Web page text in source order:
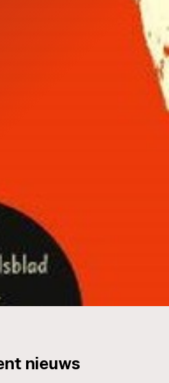
nieuws